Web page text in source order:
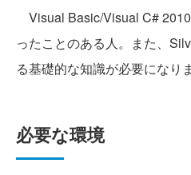
Visual Basic/Visual C#
ったことのある人。また、
る基礎的な知識が必要になりま
必要な環境